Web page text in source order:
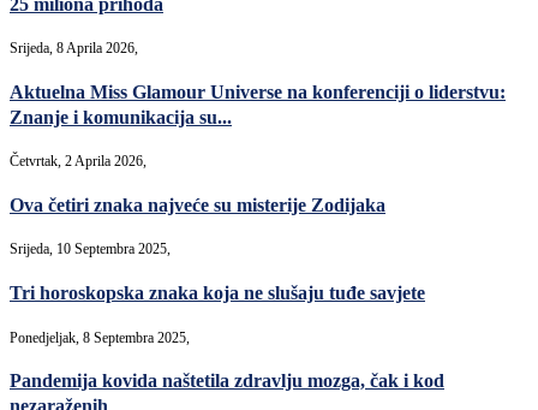
Srijeda, 8 Aprila 2026,
Aktuelna Miss Glamour Universe na konferenciji o liderstvu:
Znanje i komunikacija su...
Četvrtak, 2 Aprila 2026,
Ova četiri znaka najveće su misterije Zodijaka
Srijeda, 10 Septembra 2025,
Tri horoskopska znaka koja ne slušaju tuđe savjete
Ponedjeljak, 8 Septembra 2025,
Pandemija kovida naštetila zdravlju mozga, čak i kod
nezaraženih